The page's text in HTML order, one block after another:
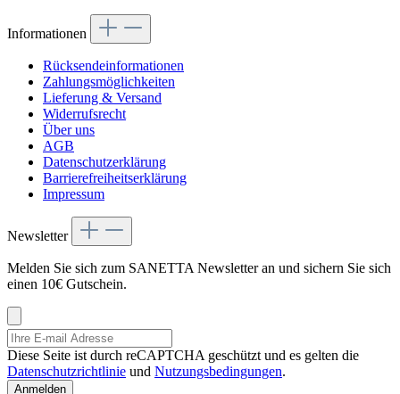
Informationen
Rücksendeinformationen
Zahlungsmöglichkeiten
Lieferung & Versand
Widerrufsrecht
Über uns
AGB
Datenschutzerklärung
Barrierefreiheitserklärung
Impressum
Newsletter
Melden Sie sich zum SANETTA Newsletter an und sichern Sie sich
einen 10€ Gutschein.
Diese Seite ist durch reCAPTCHA geschützt und es gelten die
Datenschutzrichtlinie und Nutzungsbedingungen.
Anmelden